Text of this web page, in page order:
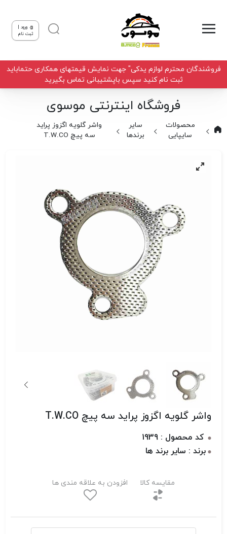
ورود |
ثبت نام
فروشندگان محترم لوازم یدکی" جهت نمایش قیمتهای همکاری حتماباید
ثبت نام کنید سپس باپشتیبانی تماس بگیرید
فروشگاه اینترنتی موسوی
محصولات
سایپایی
سایر
برندها
واشر گلویه اگزوز پراید
سه پیچ T.W.CO
واشر گلویه اگزوز پراید سه پیچ T.W.CO
کد محصول : 1939
برند : سایر برند ها
مقایسه کالا افزودن به علاقه مندی ها